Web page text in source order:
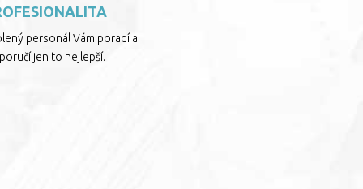
personál Vám poradí a
jen to nejlepší.